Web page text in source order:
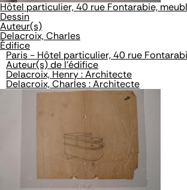
Hôtel particulier, 40 rue Fontarabie,
Dessin
Auteur(s)
Delacroix, Charles
Édifice
Paris - Hôtel particulier, 40 rue
Auteur(s) de l'édifice
Delacroix, Henry : Architecte
Delacroix, Charles : Architecte